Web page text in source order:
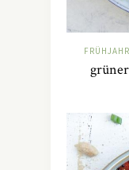
FRÜHJAHR